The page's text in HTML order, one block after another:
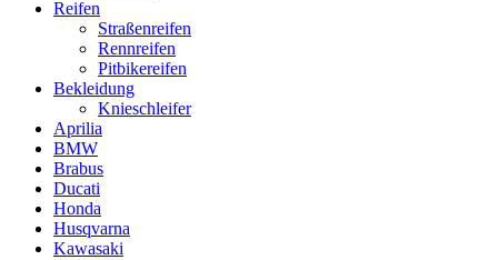
Reifen
Straßenreifen
Rennreifen
Pitbikereifen
Bekleidung
Knieschleifer
Aprilia
BMW
Brabus
Ducati
Honda
Husqvarna
Kawasaki